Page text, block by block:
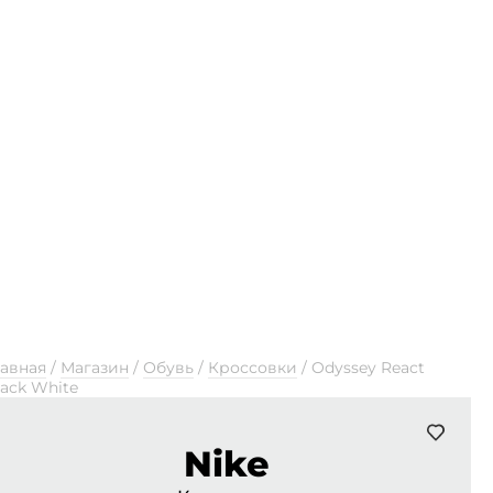
/ Магазин / Обувь/ Кроссовки / Odyssey React
White
Nike